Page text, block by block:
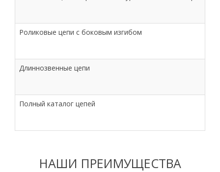
Роликовые цепи с боковым изгибом
Длиннозвенные цепи
Полный каталог цепей
НАШИ ПРЕИМУЩЕСТВА